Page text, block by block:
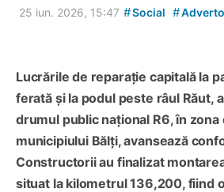
25 iun. 2026, 15:47 #Social #
Lucrările de reparație capitală la
ferată și la podul peste râul Răut,
drumul public național R6, în zona
municipiului Bălți, avansează
Constructorii au finalizat
situat la kilometrul 136,200, fiind